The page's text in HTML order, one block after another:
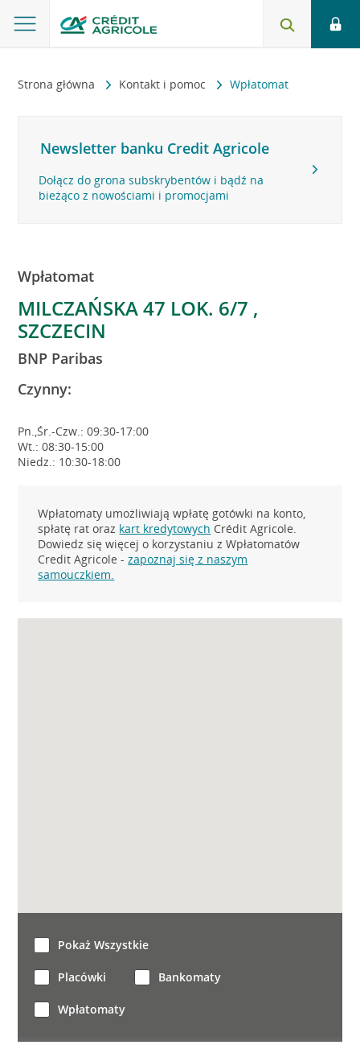
Strona główna Kontakt i pomoc Wpłatomat
Newsletter banku Credit Agricole
Dołącz do grona subskrybentów i bądź na
bieżąco z nowościami i promocjami
Wpłatomat
MILCZAŃSKA 47 LOK. 6/7 ,
SZCZECIN
BNP Paribas
Czynny:
Pn.,Śr.-Czw.: 09:30-17:00
Wt.: 08:30-15:00
Niedz.: 10:30-18:00
Wpłatomaty umożliwiają wpłatę gotówki na konto,
spłatę rat oraz kart kredytowych Crédit Agricole.
Dowiedz się więcej o korzystaniu z Wpłatomatów
Credit Agricole -zapoznaj się z naszym
samouczkiem.
Pokaż Wszystkie
Placówki Bankomaty
Wpłatomaty